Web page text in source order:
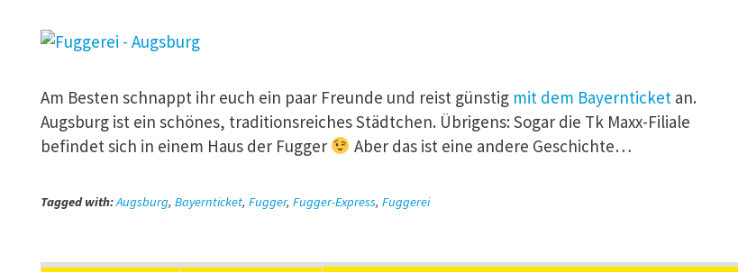
Am Besten schnappt ihr euch ein paar Freunde und reist günstig mit dem Bayernticket an.
Augsburg ist ein schönes, traditionsreiches Städtchen. Übrigens: Sogar die Tk Maxx-Filiale
befindet sich in einem Haus der Fugger
Aber das ist eine andere Geschichte…
Tagged with:Augsburg, Bayernticket, Fugger, Fugger-Express, Fuggerei